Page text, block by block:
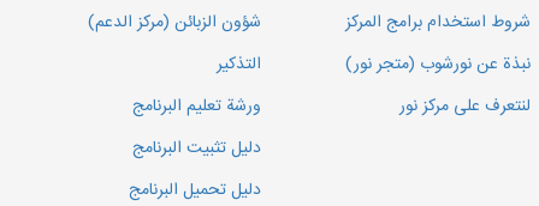
شروط استخدام برامج المركز
نبذة عن نورشوب (متجر نور)
لنتعرف على مركز نور
شؤون الزبائن (مركز الدعم)
التذكير
ورشة تعليم البرنامج
دليل تثبيت البرنامج
دليل تحميل البرنامج